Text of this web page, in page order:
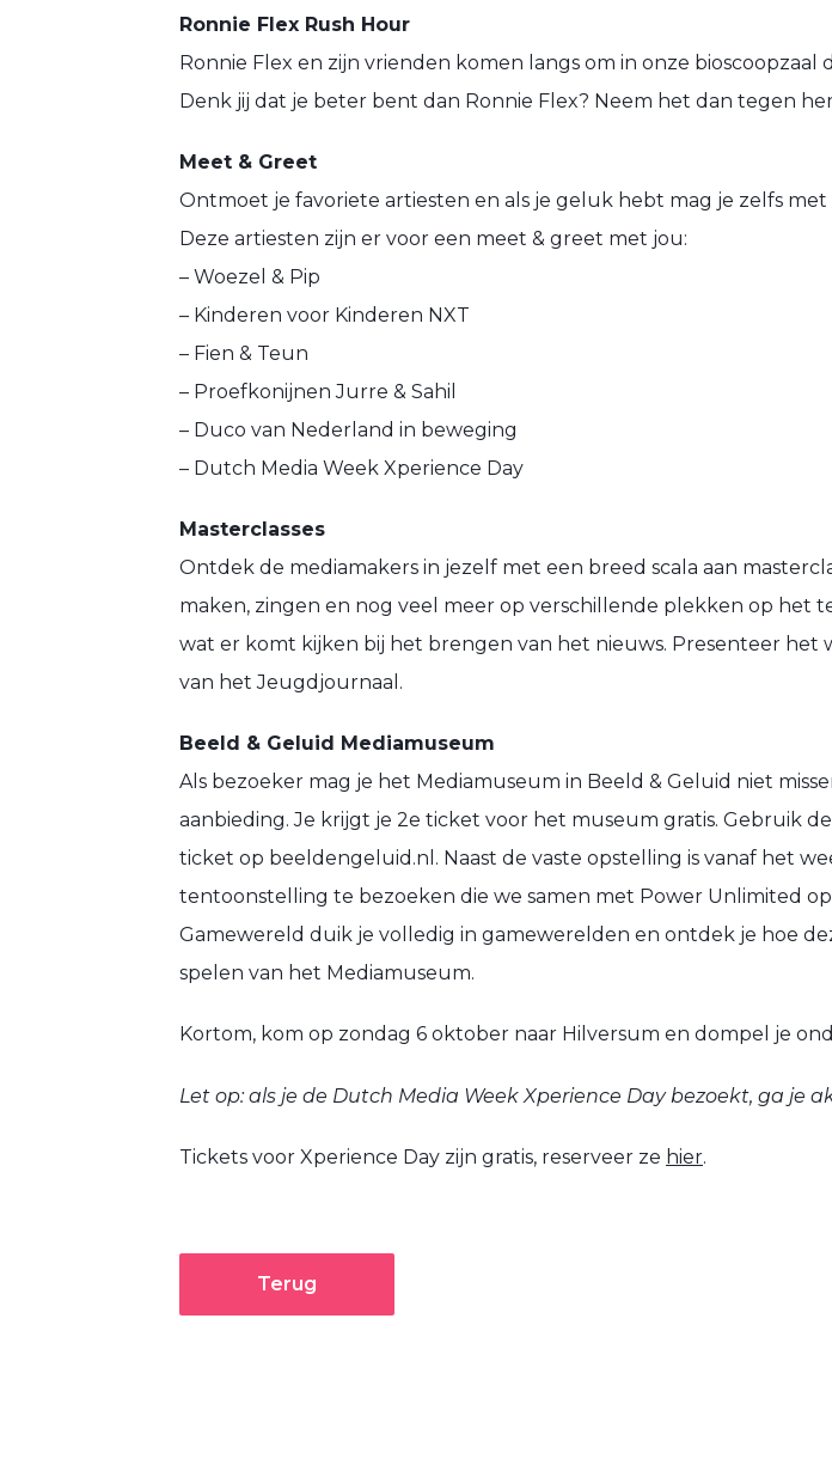
Ronnie Flex Rush Hour
Ronnie Flex en zijn vrienden komen langs om in onze bioscoopzaal
Denk jij dat je beter bent dan Ronnie Flex? Neem het dan tegen
Meet & Greet
Ontmoet je favoriete artiesten en als je geluk hebt mag je zelfs met
Deze artiesten zijn er voor een meet & greet met jou:
– Woezel & Pip
– Kinderen voor Kinderen NXT
– Fien & Teun
– Proefkonijnen Jurre & Sahil
– Duco van Nederland in beweging
– Dutch Media Week Xperience Day
Masterclasses
Ontdek de mediamakers in jezelf met een breed scala aan
maken, zingen en nog veel meer op verschillende plekken op het
wat er komt kijken bij het brengen van het nieuws. Presenteer
van het Jeugdjournaal.
Beeld & Geluid Mediamuseum
Als bezoeker mag je het Mediamuseum in Beeld & Geluid niet
aanbieding. Je krijgt je 2e ticket voor het museum gratis. Gebruik
ticket op beeldengeluid.nl. Naast de vaste opstelling is vanaf het
tentoonstelling te bezoeken die we samen met Power Unlimited
Gamewereld duik je volledig in gamewerelden en ontdek je hoe
spelen van het Mediamuseum.
Kortom, kom op zondag 6 oktober naar Hilversum en dompel je
Let op: als je de Dutch Media Week Xperience Day bezoekt, ga je
Tickets voor Xperience Day zijn gratis, reserveer ze hier.
Terug